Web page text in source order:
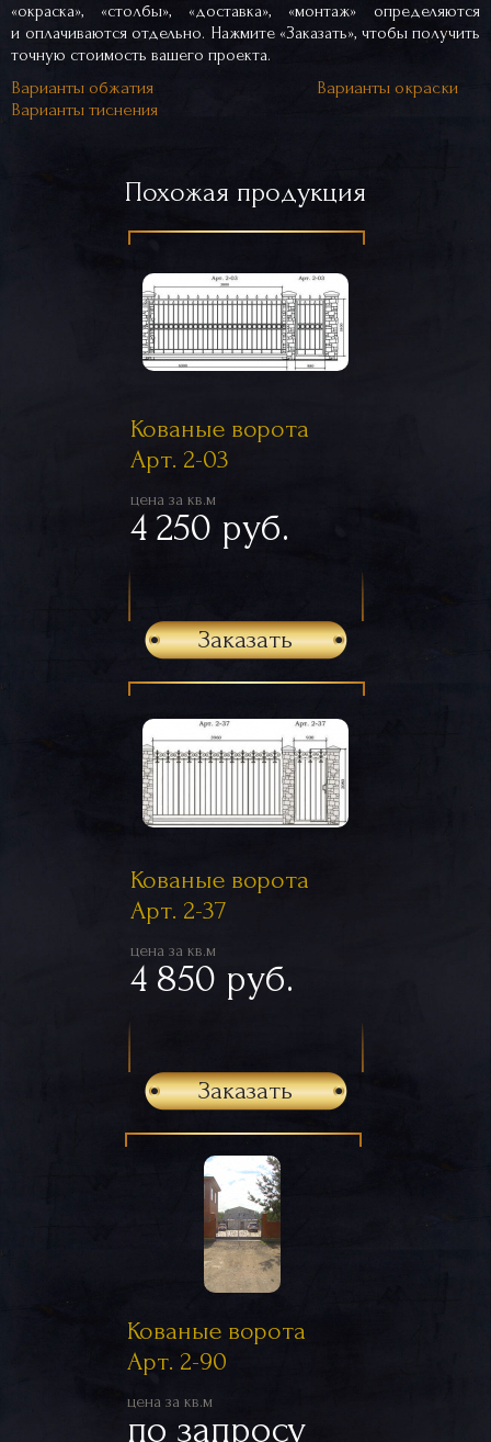
«окраска», «столбы», «доставка», «монтаж» определяются
и оплачиваются отдельно. Нажмите «Заказать», чтобы получить
точную стоимость вашего проекта.
Варианты обжатия
Варианты окраски
Варианты тиснения
Похожая продукция
Кованые ворота
Арт. 2-03
цена за кв.м
4 250 руб.
Заказать
Кованые ворота
Арт. 2-37
цена за кв.м
4 850 руб.
Заказать
Кованые ворота
Арт. 2-90
цена за кв.м
по запросу